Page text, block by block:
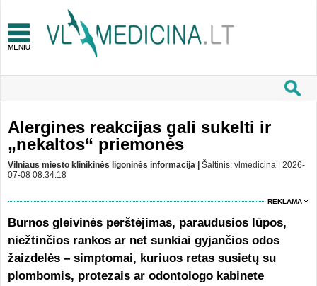
Alergines reakcijas gali sukelti ir
„nekaltos“ priemonės
Vilniaus miesto klinikinės ligoninės informacija | Šaltinis: vlmedicina | 2026-
07-08 08:34:18
REKLAMA
Burnos gleivinės perštėjimas, paraudusios lūpos,
niežtinčios rankos ar net sunkiai gyjančios odos
žaizdelės – simptomai, kuriuos retas susietų su
plombomis, protezais ar odontologo kabinete